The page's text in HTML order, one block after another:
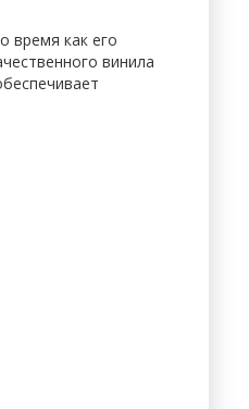
время как его
винила